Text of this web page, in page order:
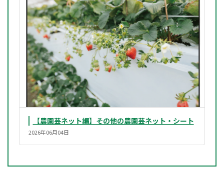
【農園芸ネット編】その他の農園芸ネット・シート
2026年06月04日